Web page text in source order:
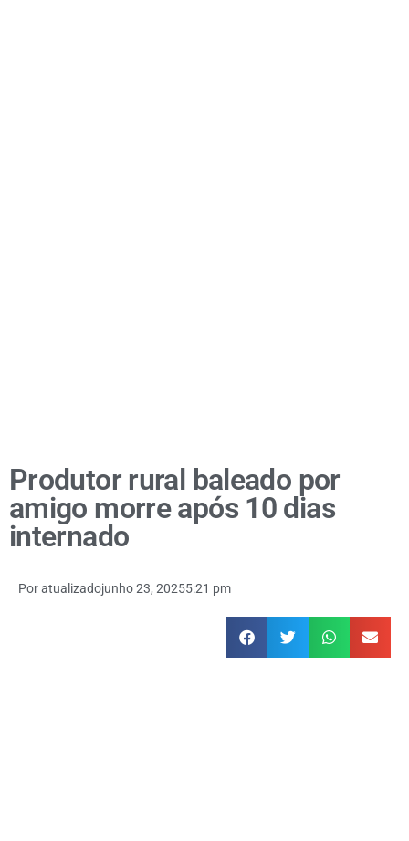
Produtor rural baleado por
amigo morre após 10 dias
internado
Poratualizadojunho 23, 20255:21 pm